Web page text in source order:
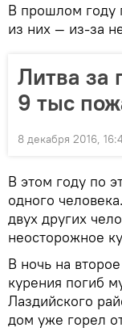
В прошлом году
из них — из-за
Литва за
9 тыс
8 декабря 2016,
В этом году по
одного
двух других
неосторожное
В ночь на
курения погиб
Лаздийского
дом уже горел